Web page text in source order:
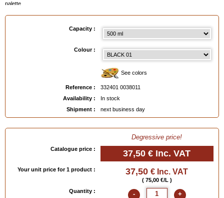
palette.
- Or even better:order a Colour Chartbelow.
: 50 ml, 500 ml, 500 ml made to order
Capacity :
Colour :
See colors
Reference :
332401 0038011
Availability :
In stock
Shipment :
next business day
Degressive price!
Catalogue price : 37,50 € Inc. VAT
Your unit price for 1 product : 37,50 € Inc. VAT
( 75,00 €/L )
Quantity :
- +